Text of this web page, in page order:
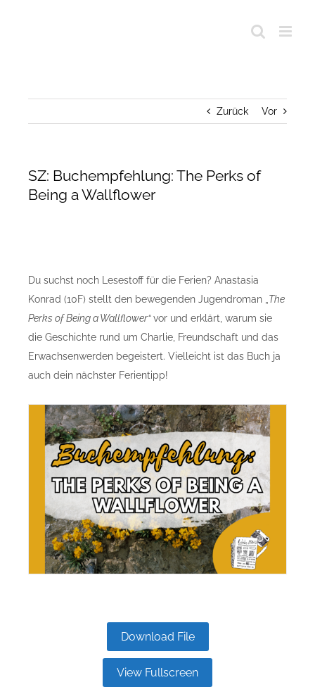
Zurück Vor
SZ: Buchempfehlung: The Perks of
Being a Wallflower
Du suchst noch Lesestoff für die Ferien? Anastasia
Konrad (10F) stellt den bewegenden Jugendroman „ The
Perks of Being a Wallflower“vor und erklärt, warum sie
die Geschichte rund um Charlie, Freundschaft und das
Erwachsenwerden begeistert. Vielleicht ist das Buch ja
auch dein nächster Ferientipp!
Download File
View Fullscreen